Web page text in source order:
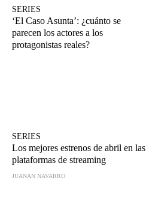
SERIES
‘El Caso Asunta’: ¿cuánto se
parecen los actores a los
protagonistas reales?
SERIES
Los mejores estrenos de abril en las
plataformas de streaming
JUANAN NAVARRO